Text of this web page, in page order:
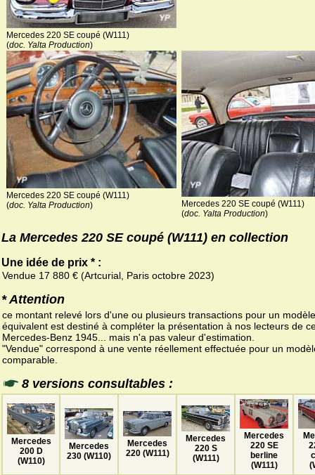
Mercedes 220 SE coupé (W111)
(doc. Yalta Production)
Mercedes 220 SE coupé (W111)
(doc. Yalta Production)
Mercedes 220 SE coupé (W111)
(doc. Yalta Production)
La Mercedes 220 SE coupé (W111) en collection
Une idée de prix * :
Vendue 17 880 € (Artcurial, Paris octobre 2023)
* Attention
ce montant relevé lors d'une ou plusieurs transactions pour un modèle
équivalent est destiné à compléter la présentation à nos lecteurs de
Mercedes-Benz 1945... mais n'a pas valeur d'estimation.
"Vendue" correspond à une vente réellement effectuée pour un
comparable.
8 versions consultables :
Mercedes
200 D
(W110)
Mercedes
230 (W110)
Mercedes
220 (W111)
Mercedes
220 S
(W111)
Mercedes
220 SE
berline
(W111)